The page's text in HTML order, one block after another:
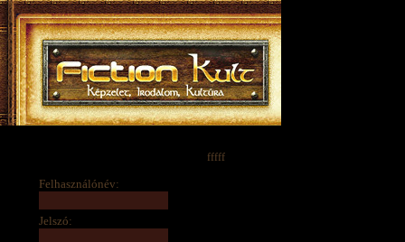
Felhasználónév:
Jelszó:
fffff